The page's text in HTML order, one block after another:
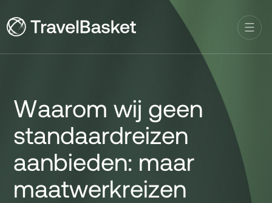
Waarom wij geen
standaardreizen
aanbieden: maar
maatwerkreizen